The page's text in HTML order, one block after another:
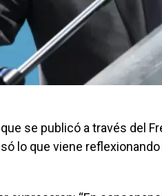
se publicó a través del
lo que viene